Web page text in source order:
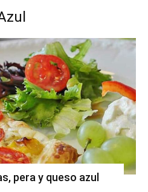
pera y queso azul